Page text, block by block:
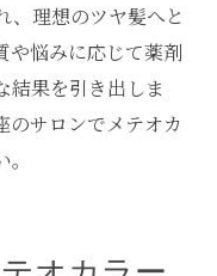
、理想のツヤ髪へと
や悩みに応じて薬剤
結果を引き出しま
のサロンでメテオカ